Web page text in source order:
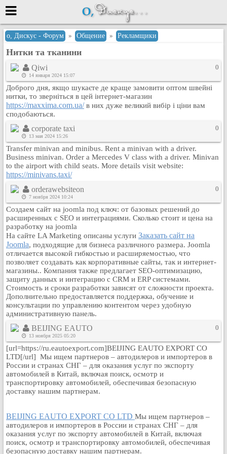
Меню
или войти через
Вход с 7ooo.ru
Регистрация
Забыли пароль?
Данные авторизации одинаковые с
сайтом 7ooo.ru
Форумы
Главная
Поиск
Новые сообщения
Беседы
Игры
Кулинария
Физкультура и спорт
Видео и Кино
Авто. Мото.
Космос
Домашние питомцы
Медицина
Компьютер
Ещё
Пользователи / Поиск
Группы
Норм
Музыкальный архив
Дело
Организации
Объявления
о, Дискус - Форум » Общение » Рекламщики
Нитки та тканини
Qiwi
14 января 2024 15:07
0
Доброго дня, якщо шукаєте де краще замовити оптом швейні
нитки, то зверніться в цей інтернет-магазин
https://maxxima.com.ua/в них дуже великий вибір і ціни вам
сподобаються.
corporate taxi
13 мая 2024 15:26
0
Transfer minivan and minibus. Rent a minivan with a driver.
Business minivan. Order a Mercedes V class with a driver. Minivan
to the airport with child seats. More details visit website:
https://minivans.taxi/
orderawebsiteon
7 ноября 2024 10:24
0
Создаем сайт на joomla под ключ: от базовых решений до
расширенных с SEO и интеграциями. Сколько стоит и цена на
разработку на joomla
На сайте LA Marketing описаны услуги Заказать сайт на
Joomla, подходящие для бизнеса различного размера. Joomla
отличается высокой гибкостью и расширяемостью, что
позволяет создавать как корпоративные сайты, так и интернет-
магазины.. Компания также предлагает SEO-оптимизацию,
защиту данных и интеграцию с CRM и ERP системами.
Стоимость и сроки разработки зависят от сложности проекта.
Дополнительно предоставляется поддержка, обучение и
консультации по управлению контентом через удобную
административную панель.
BEIJING EAUTO
13 ноября 2025 05:20
0
[url=https://ru.eautoexport.com]BEIJING EAUTO EXPORT CO
LTD[/url] Мы ищем партнеров – автодилеров и импортеров в
России и странах СНГ – для оказания услуг по экспорту
автомобилей в Китай, включая поиск, осмотр и
транспортировку автомобилей, обеспечивая безопасную
доставку нашим партнерам.
BEIJING EAUTO EXPORT CO LTD Мы ищем партнеров –
автодилеров и импортеров в России и странах СНГ – для
оказания услуг по экспорту автомобилей в Китай, включая
поиск, осмотр и транспортировку автомобилей, обеспечивая
безопасную доставку нашим партнерам.